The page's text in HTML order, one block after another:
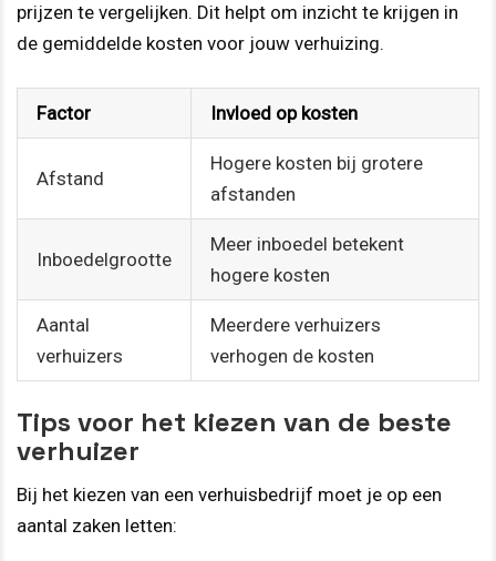
prijzen te vergelijken. Dit helpt om inzicht te krijgen in
de gemiddelde kosten voor jouw verhuizing.
Factor Invloed op kosten
Afstand
Hogere kosten bij grotere
afstanden
Inboedelgrootte
Meer inboedel betekent
hogere kosten
Aantal
verhuizers
Meerdere verhuizers
verhogen de kosten
Tips voor het kiezen van de beste
verhuizer
Bij het kiezen van een verhuisbedrijf moet je op een
aantal zaken letten: